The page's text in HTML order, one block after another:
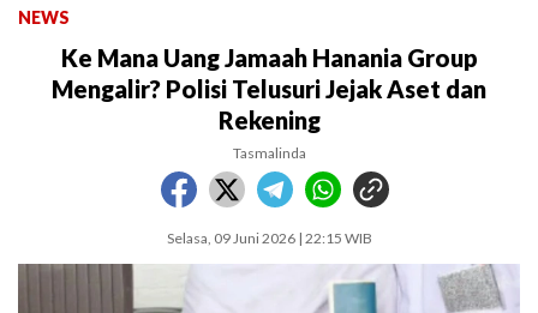
NEWS
Ke Mana Uang Jamaah Hanania Group
Mengalir? Polisi Telusuri Jejak Aset dan
Rekening
Tasmalinda
Selasa, 09 Juni 2026 | 22:15 WIB